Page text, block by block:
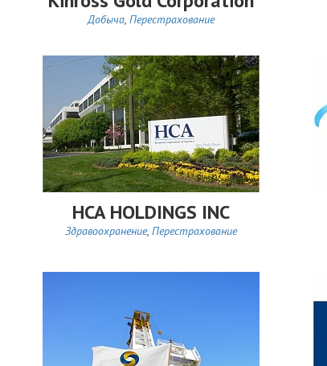
Добыча, Перестрахование
HCA HOLDINGS INC
Здравоохранение, Перестрахование